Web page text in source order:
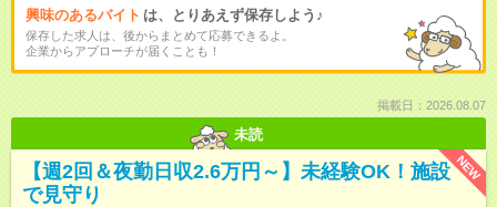
興味のあるバイト は、とりあえず保存しよう♪
保存した求人は、後からまとめて応募できるよ。
企業からアプローチが届くことも！
掲載日：2026.08.07
未読
NEW
【週2回＆夜勤日収2.6万円～】未経験OK！施設
で見守り